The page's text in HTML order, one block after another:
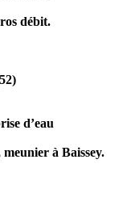
débit.
d’eau
à Baissey.